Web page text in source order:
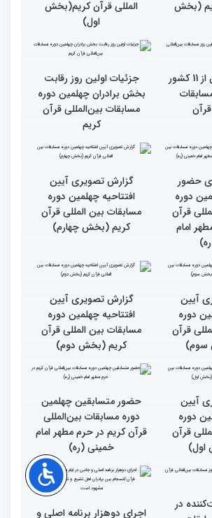
چهلمین
المللی
نوبت اجرای شرکت‌کنندگان
مسابقات بین‌المللی قرآن در
در بخش
گزارش تصویری نشست
توجیهی داوران ویژه
خواهران چهلمین دوره
کریم
روز
بین
(بخش
گزارش تصویری اولین روز
المللی قرآن کریم(بخش
حضور متسابقین از 11 کشور
جزئیات اولین روز رقابت
بخش برادران چهلمین دوره
مسابقات بین‌المللی قرآن
حضور
دوره
قرآن
گزارش تصویری آیین
افتتاحیه چهلمین دوره
مسابقات بین المللی قرآن
کریم (بخش چهارم)